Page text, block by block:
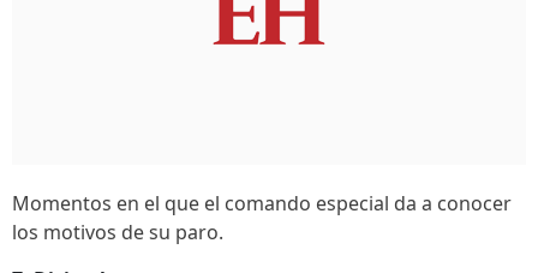
Momentos en el que el comando especial da a conocer
los motivos de su paro.